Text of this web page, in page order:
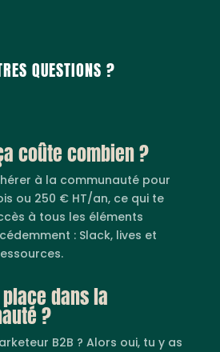
QUESTIONS ?
coûte combien ?
à la communauté pour
ou 250 € HT/an, ce qui te
à tous les éléments
: Slack, lives et
dans la
?
B2B ? Alors oui, tu y as